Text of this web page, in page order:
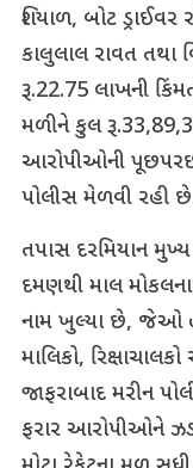
શિયાળ, બોટ
કાલુલાલ રાવત તથા
રૂ.22.75 લાખની
મળીને કુલ
આરોપીઓની
પોલીસ મેળવી રહી
તપાસ દરમિયાન
દમણથી માલ
નામ ખુલ્યા છે, જેઓ
માલિકો,
જાફરાબાદ મરીન
ફરાર આરોપીઓને